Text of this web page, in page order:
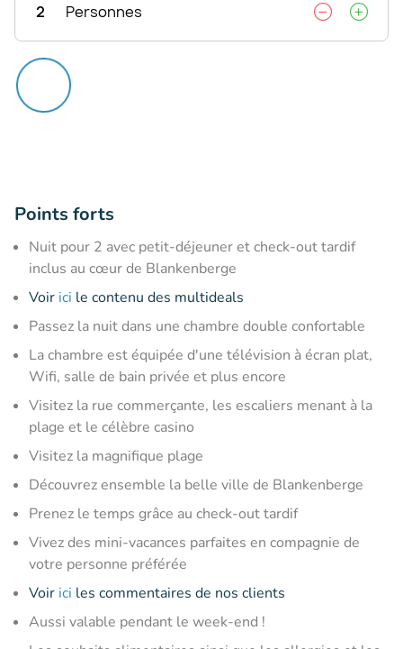
2 Personnes
Points forts
Nuit pour 2 avec petit-déjeuner et check-out tardif
inclus au cœur de Blankenberge
Voir ici le contenu des multideals
Passez la nuit dans une chambre double confortable
La chambre est équipée d'une télévision à écran plat,
Wifi, salle de bain privée et plus encore
Visitez la rue commerçante, les escaliers menant à la
plage et le célèbre casino
Visitez la magnifique plage
Découvrez ensemble la belle ville de Blankenberge
Prenez le temps grâce au check-out tardif
Vivez des mini-vacances parfaites en compagnie de
votre personne préférée
Voir ici les commentaires de nos clients
Aussi valable pendant le week-end !